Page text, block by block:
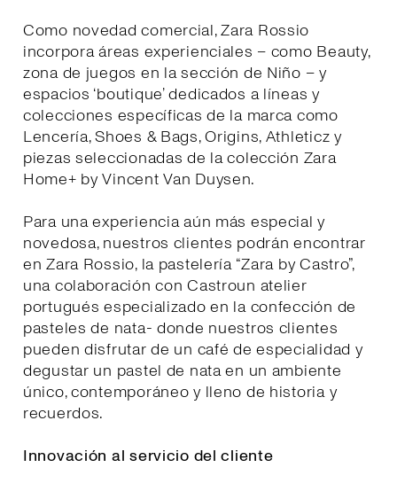
Como novedad comercial, Zara Rossio
incorpora áreas experienciales – como Beauty,
zona de juegos en la sección de Niño – y
espacios ‘boutique’ dedicados a líneas y
colecciones específicas de la marca como
Lencería, Shoes & Bags, Origins, Athleticz y
piezas seleccionadas de la colección Zara
Home+ by Vincent Van Duysen.
Para una experiencia aún más especial y
novedosa, nuestros clientes podrán encontrar
en Zara Rossio, la pastelería “Zara by Castro”,
una colaboración con Castroun atelier
portugués especializado en la confección de
pasteles de nata- donde nuestros clientes
pueden disfrutar de un café de especialidad y
degustar un pastel de nata en un ambiente
único, contemporáneo y lleno de historia y
recuerdos.
Innovación al servicio del cliente